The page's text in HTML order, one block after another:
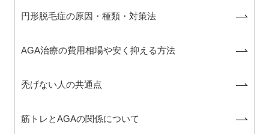
円形脱毛症の原因・種類・対策法
AGA治療の費用相場や安く抑える方法
禿げない人の共通点
筋トレとAGAの関係について